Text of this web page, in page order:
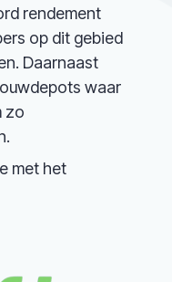
rendement
op dit gebied
Daarnaast
waar
zo
met het